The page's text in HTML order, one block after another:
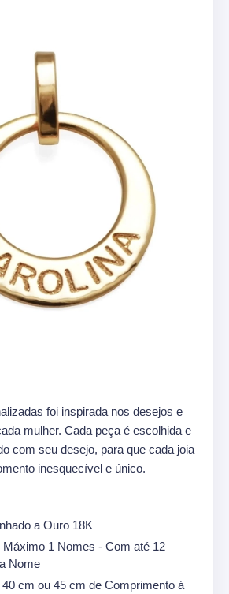
foi inspirada nos desejos e
mulher. Cada peça é escolhida e
com seu desejo, para que cada joia
inesquecível e único.
a Ouro 18K
1 Nomes - Com até 12
Nome
cm ou 45 cm de Comprimento á